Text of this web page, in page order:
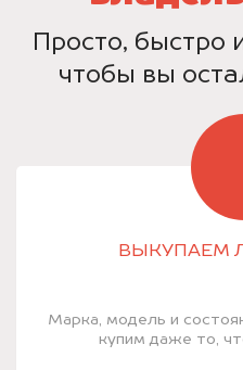
Просто, быстро
чтобы вы
ВЫКУПАЕМ
Марка, модель и
купим даже то,